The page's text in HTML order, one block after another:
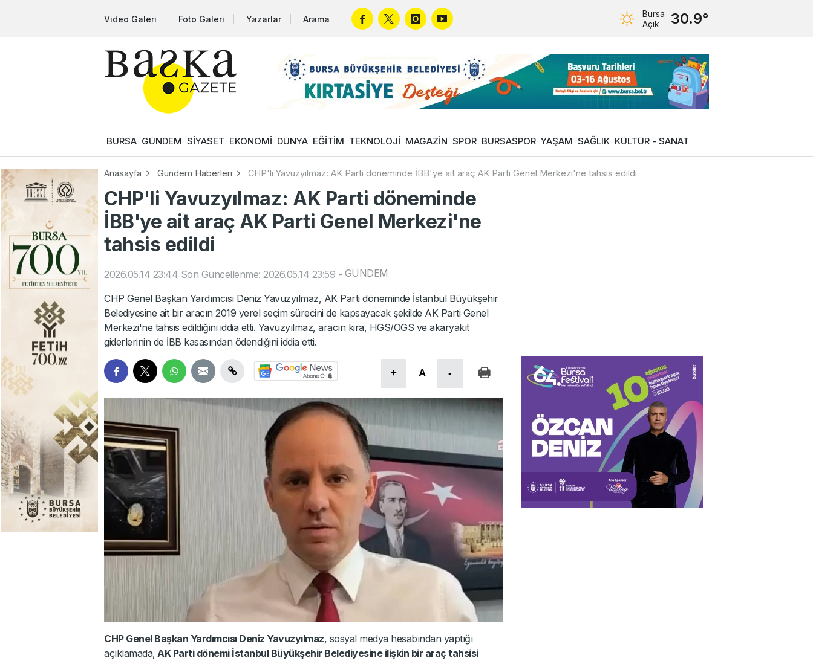
Video Galeri Foto Galeri Yazarlar Arama
Bursa
Açık
30.9°
BURSA GÜNDEM SİYASET EKONOMİ DÜNYA EĞİTİM TEKNOLOJİ MAGAZİN SPOR BURSASPOR YAŞAM SAĞLIK KÜLTÜR - SANAT
Anasayfa Gündem Haberleri CHP'li Yavuzyılmaz: AK Parti döneminde İBB'ye ait araç AK Parti Genel Merkezi'ne tahsis edildi
CHP'li Yavuzyılmaz: AK Parti döneminde
İBB'ye ait araç AK Parti Genel Merkezi'ne
tahsis edildi
2026.05.14 23:44 Son Güncellenme: 2026.05.14 23:59 - GÜNDEM
CHP Genel Başkan Yardımcısı Deniz Yavuzyılmaz, AK Parti döneminde İstanbul Büyükşehir
Belediyesine ait bir aracın 2019 yerel seçim sürecini de kapsayacak şekilde AK Parti Genel
Merkezi'ne tahsis edildiğini iddia etti. Yavuzyılmaz, aracın kira, HGS/OGS ve akaryakıt
giderlerinin de İBB kasasından ödendiğini iddia etti.
+ A -
CHP Genel Başkan Yardımcısı Deniz Yavuzyılmaz, sosyal medya hesabından yaptığı
açıklamada, AK Parti dönemi İstanbul Büyükşehir Belediyesine ilişkin bir araç tahsisi